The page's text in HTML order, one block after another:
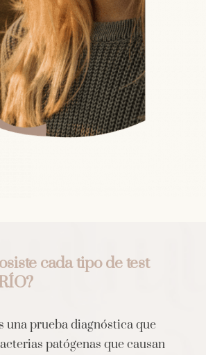
cada tipo de test
una prueba diagnóstica que
patógenas que causan